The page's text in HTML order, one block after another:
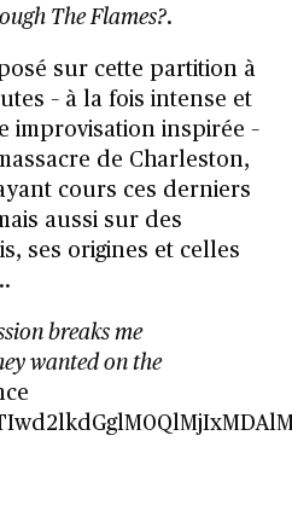
The Flames?.
sur cette partition à
– à la fois intense et
improvisation inspirée –
de Charleston,
cours ces derniers
aussi sur des
ses origines et celles
breaks me
wanted on the